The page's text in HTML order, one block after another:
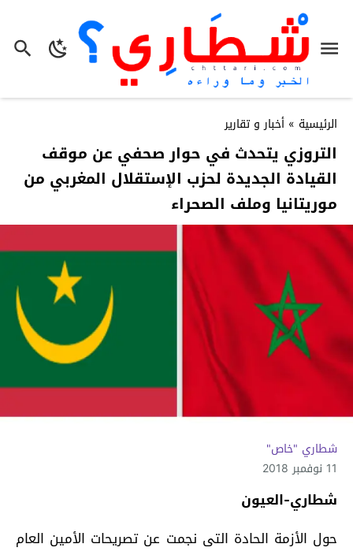
الرئيسية » أخبار و تقارير
التروزي يتحدث في حوار صحفي عن موقف
القيادة الجديدة لحزب الإستقلال المغربي من
موريتانيا وملف الصحراء
شطاري "خاص"
11 نوفمبر 2018
شطاري-العيون
حول الأزمة الحادة التى نجمت عن تصريحات الأمين العام